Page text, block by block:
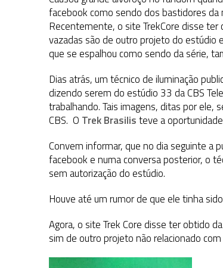
1 DE AGOSTO DE 2026 | ELENCO DE STRANGE NEW
31 DE JULHO DE 2026 | GRANDES JORNADAS |
7 DE AGOSTO DE 2026 | GRANDES JORNADAS | SEIS
facebook como sendo dos bastidores da
Recentemente, o site TrekCore disse ter
vazadas são de outro projeto do estúdio
que se espalhou como sendo da série,
Dias atrás, um técnico de iluminação
dizendo serem do estúdio 33 da CBS
trabalhando. Tais imagens, ditas por ele,
CBS. O Trek Brasilisteve a
Convem informar, que no dia seguinte a
facebook e numa conversa posterior, o
sem autorização do estúdio.
Houve até um rumor de que ele tinha
Agora, o site Trek Core disse ter obtido
sim de outro projeto não relacionado